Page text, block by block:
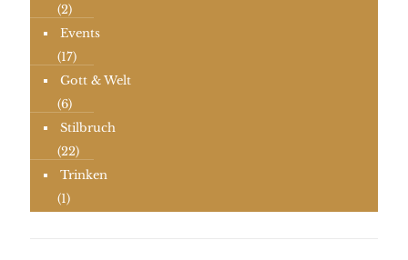
(2)
Events
(17)
Gott & Welt
(6)
Stilbruch
(22)
Trinken
(1)